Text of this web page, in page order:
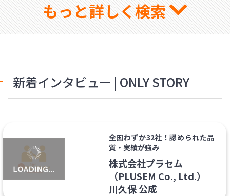
もっと詳しく検索
新着インタビュー | ONLY STORY
全国わずか32社！認められた品
質・実績が強み
株式会社プラセム
（PLUSEM Co., Ltd.）
川久保 公成